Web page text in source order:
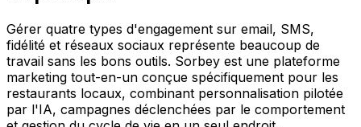
Gérer quatre types d'engagement sur email, SMS,
fidélité et réseaux sociaux représente beaucoup de
travail sans les bons outils. Sorbey est une plateforme
marketing tout-en-un conçue spécifiquement pour les
restaurants locaux, combinant personnalisation pilotée
par l'IA, campagnes déclenchées par le comportement